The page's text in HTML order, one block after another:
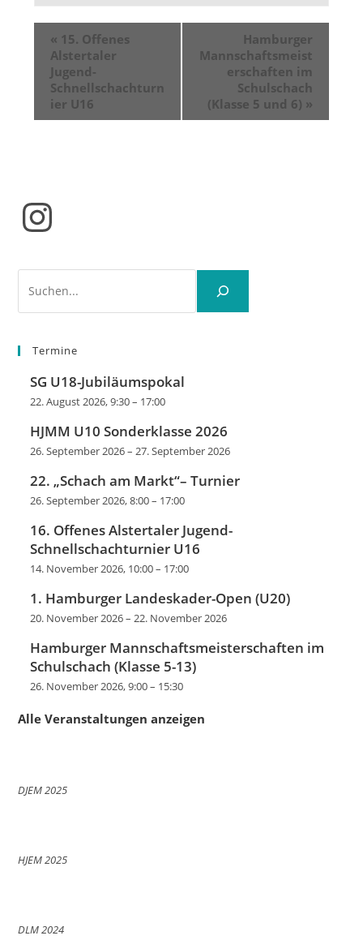
« 15. Offenes
Alstertaler
Jugend-
Schnellschachturn
ier U16
Hamburger
Mannschaftsmeist
erschaften im
Schulschach
(Klasse 5 und 6) »
Instagram
Termine
SG U18-Jubiläumspokal
22. August 2026, 9:30– 17:00
HJMM U10 Sonderklasse 2026
26. September 2026–27. September 2026
22. „Schach am Markt“– Turnier
26. September 2026, 8:00– 17:00
16. Offenes Alstertaler Jugend-
Schnellschachturnier U16
14. November 2026, 10:00– 17:00
1. Hamburger Landeskader-Open (U20)
20. November 2026–22. November 2026
Hamburger Mannschaftsmeisterschaften im
Schulschach (Klasse 5-13)
26. November 2026, 9:00– 15:30
Alle Veranstaltungen anzeigen
DJEM 2025
HJEM 2025
DLM 2024